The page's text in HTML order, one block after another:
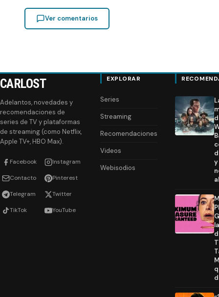
Ver comentarios
CARLOST
Adelantos, novedades y
recomendaciones de
series de TV y plataformas
de streaming (como Netflix,
Apple TV+, HBO Max).
Facebook Instagram
Contacto Pinterest
Telegram Twitter
TikTok YouTube
EXPLORAR
Series
Streaming
Recomendaciones
Videos
Webisodios
y